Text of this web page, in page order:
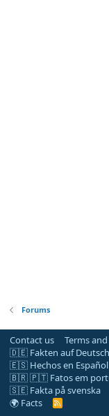
Forums
Contact us Terms
🇩🇪 Fakten auf Deutsch
🇪🇸 Hechos en Español
🇧🇷 🇵🇹 Fatos em
🇸🇪 Fakta på svenska
🌍 Facts
R